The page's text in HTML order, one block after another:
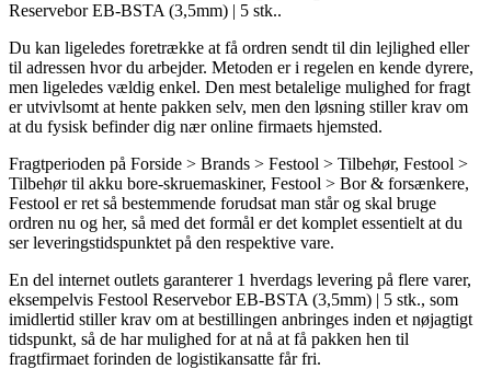
Reservebor EB-BSTA (3,5mm) | 5 stk..
Du kan ligeledes foretrække at få ordren sendt til din lejlighed eller
til adressen hvor du arbejder. Metoden er i regelen en kende dyrere,
men ligeledes vældig enkel. Den mest betalelige mulighed for fragt
er utvivlsomt at hente pakken selv, men den løsning stiller krav om
at du fysisk befinder dig nær online firmaets hjemsted.
Fragtperioden på Forside > Brands > Festool > Tilbehør, Festool >
Tilbehør til akku bore-skruemaskiner, Festool > Bor & forsænkere,
Festool er ret så bestemmende forudsat man står og skal bruge
ordren nu og her, så med det formål er det komplet essentielt at du
ser leveringstidspunktet på den respektive vare.
En del internet outlets garanterer 1 hverdags levering på flere varer,
eksempelvis Festool Reservebor EB-BSTA (3,5mm) | 5 stk., som
imidlertid stiller krav om at bestillingen anbringes inden et nøjagtigt
tidspunkt, så de har mulighed for at nå at få pakken hen til
fragtfirmaet forinden de logistikansatte får fri.